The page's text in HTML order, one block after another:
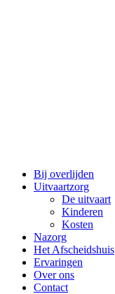
Bij overlijden
Uitvaartzorg
De uitvaart
Kinderen
Kosten
Nazorg
Het Afscheidshuis
Ervaringen
Over ons
Contact